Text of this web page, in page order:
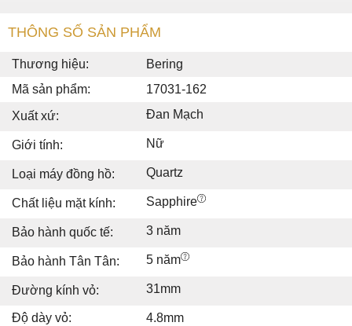
THÔNG SỐ SẢN PHẨM
Thương hiệu:
Bering
Mã sản phẩm:
17031-162
Xuất xứ:
Đan Mạch
Giới tính: Nữ
Loại máy đồng hồ: Quartz
Chất liệu mặt kính: Sapphire
Bảo hành quốc tế: 3 năm
Bảo hành Tân Tân: 5 năm
Đường kính vỏ: 31mm
Độ dày vỏ:
4.8mm